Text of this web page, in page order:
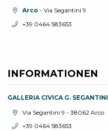
aria.location:
Arco - Via Segantini 9
aria.phone:
+39 0464 583653
INFORMATIONEN
GALLERIA CIVICA G. SEGANTINI
aria.location:
Via Segantini 9 - 38062 Arco
aria.phone:
+39 0464 583653